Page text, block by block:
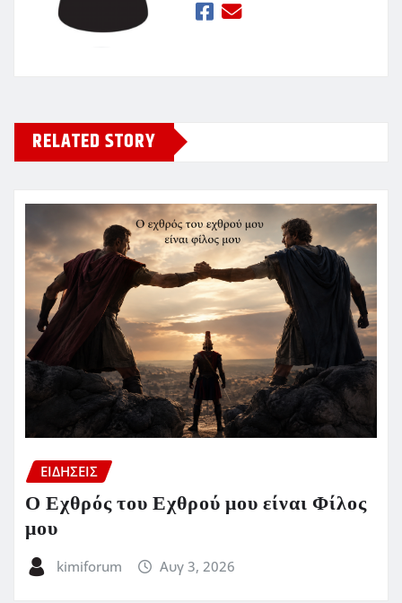
RELATED STORY
ΕΙΔΗΣΕΙΣ
Ο Εχθρός του Εχθρού μου είναι Φίλος
μου
kimiforum Αυγ 3, 2026